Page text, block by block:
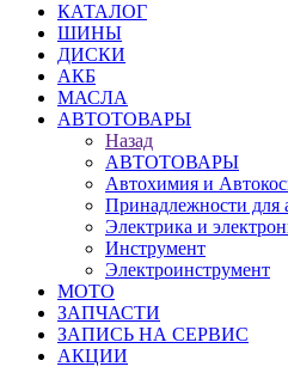
КАТАЛОГ
ШИНЫ
ДИСКИ
АКБ
МАСЛА
АВТОТОВАРЫ
Назад
АВТОТОВАРЫ
Автохимия и
Принадлежности для
Электрика и
Инструмент
Электроинструмент
МОТО
ЗАПЧАСТИ
ЗАПИСЬ НА СЕРВИС
АКЦИИ